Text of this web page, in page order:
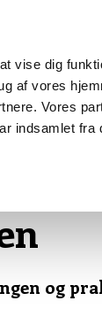
vise dig
af vores
Vores
indsamlet fra
og